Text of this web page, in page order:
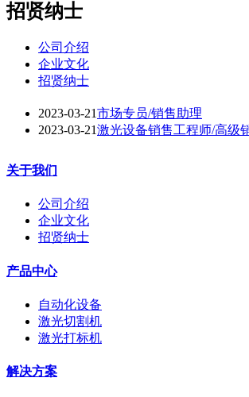
招贤纳士
公司介绍
企业文化
招贤纳士
2023-03-21市场专员/销售助理
2023-03-21激光设备销售工程师/高级
关于我们
公司介绍
企业文化
招贤纳士
产品中心
自动化设备
激光切割机
激光打标机
解决方案